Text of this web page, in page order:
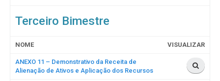
Terceiro Bimestre
NOME VISUALIZAR
ANEXO 11 – Demonstrativo da Receita de
Alienação de Ativos e Aplicação dos Recursos